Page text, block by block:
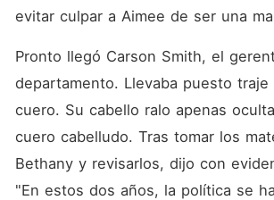
evitar culpar a Aimee de ser una
Pronto llegó Carson Smith, el
departamento. Llevaba puesto
cuero. Su cabello ralo apenas
cuero cabelludo. Tras tomar los
Bethany y revisarlos, dijo con
"En estos dos años, la política se